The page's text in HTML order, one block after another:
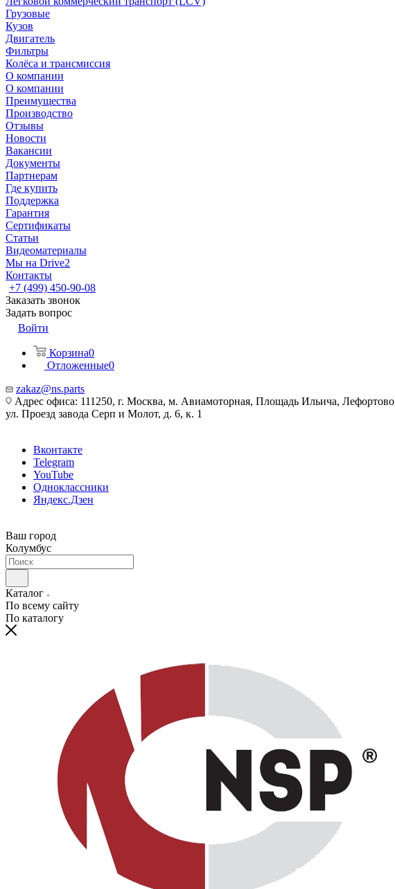
Грузовые
Кузов
Двигатель
Фильтры
Колёса и трансмиссия
О компании
О компании
Преимущества
Производство
Отзывы
Новости
Вакансии
Документы
Партнерам
Где купить
Поддержка
Гарантия
Сертификаты
Статьи
Видеоматериалы
Мы на Drive2
Контакты
+7 (499) 450-90-08
Заказать звонок
Задать вопрос
Войти
Корзина0
Отложенные0
zakaz@ns.parts
Адрес офиса: 111250, г. Москва, м. Авиамоторная, Площадь Ильича, Лефортово
ул. Проезд завода Серп и Молот, д. 6, к. 1
Вконтакте
Telegram
YouTube
Одноклассники
Яндекс.Дзен
Ваш город
Колумбус
Каталог
По всему сайту
По каталогу